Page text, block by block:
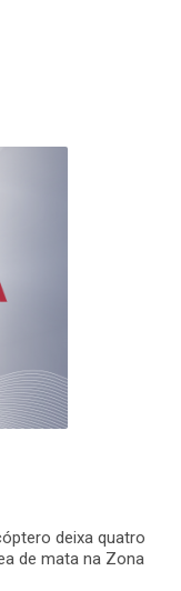
deixa quatro
de mata na Zona